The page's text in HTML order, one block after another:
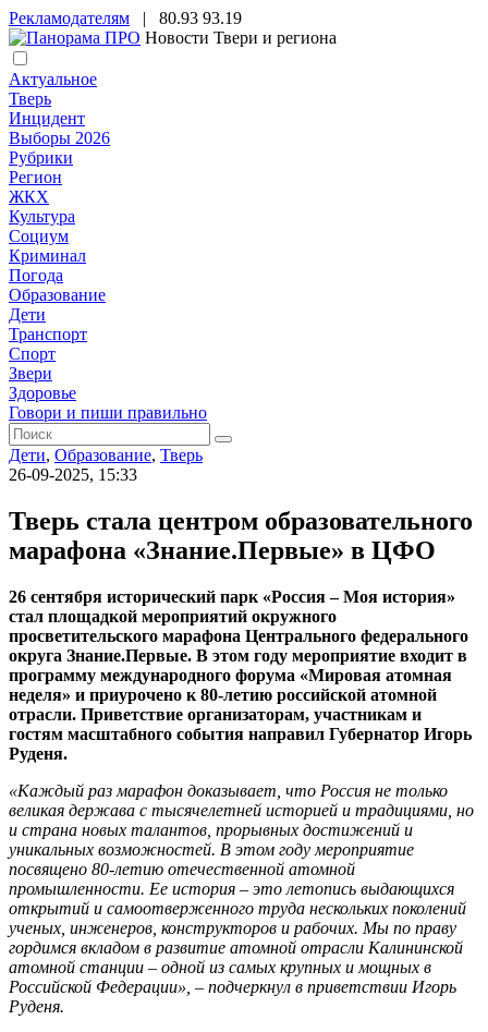
Рекламодателям | 80.93 93.19
Новости Твери и региона
Актуальное
Тверь
Инцидент
Выборы 2026
Рубрики
Регион
ЖКХ
Культура
Социум
Криминал
Погода
Образование
Дети
Транспорт
Спорт
Звери
Здоровье
Говори и пиши правильно
Дети, Образование, Тверь
26-09-2025, 15:33
Тверь стала центром образовательного
марафона «Знание.Первые» в ЦФО
26 сентября исторический парк «Россия – Моя история»
стал площадкой мероприятий окружного
просветительского марафона Центрального федерального
округа Знание.Первые. В этом году мероприятие входит в
программу международного форума «Мировая атомная
неделя» и приурочено к 80-летию российской атомной
отрасли. Приветствие организаторам, участникам и
гостям масштабного события направил Губернатор Игорь
Руденя.
«Каждый раз марафон доказывает, что Россия не только
великая держава с тысячелетней историей и традициями, но
и страна новых талантов, прорывных достижений и
уникальных возможностей. В этом году мероприятие
посвящено 80-летию отечественной атомной
промышленности. Ее история – это летопись выдающихся
открытий и самоотверженного труда нескольких поколений
ученых, инженеров, конструкторов и рабочих. Мы по праву
гордимся вкладом в развитие атомной отрасли Калининской
атомной станции – одной из самых крупных и мощных в
Российской Федерации», – подчеркнул в приветствии Игорь
Руденя.